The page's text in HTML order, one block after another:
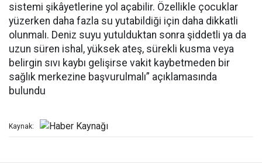
sistemi şikâyetlerine yol açabilir. Özellikle çocuklar
yüzerken daha fazla su yutabildiği için daha dikkatli
olunmalı. Deniz suyu yutulduktan sonra şiddetli ya da
uzun süren ishal, yüksek ateş, sürekli kusma veya
belirgin sıvı kaybı gelişirse vakit kaybetmeden bir
sağlık merkezine başvurulmalı” açıklamasında
bulundu
Kaynak: